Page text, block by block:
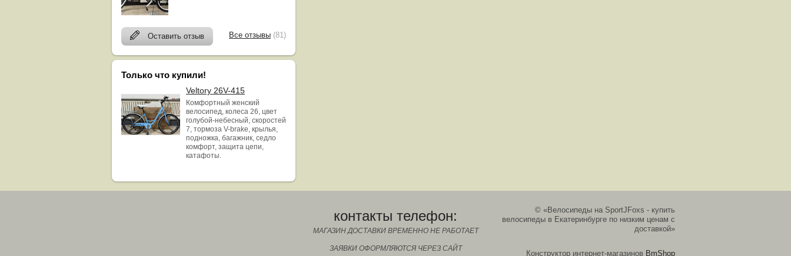
Оставить отзыв Все отзывы (81)
Только что купили!
Veltory 26V-415
Комфортный женский
велосипед, колеса 26, цвет
голубой-небесный, скоростей
7, тормоза V-brake, крылья,
подножка, багажник, седло
комфорт, защита цепи,
катафоты.
© «Велосипеды на SportJFoxs - купить
велосипеды в Екатеринбурге по низким ценам с
доставкой»
Конструктор интернет-магазинов BmShop
контакты телефон:
МАГАЗИН ДОСТАВКИ ВРЕМЕННО НЕ РАБОТАЕТ
ЗАЯВКИ ОФОРМЛЯЮТСЯ ЧЕРЕЗ САЙТ